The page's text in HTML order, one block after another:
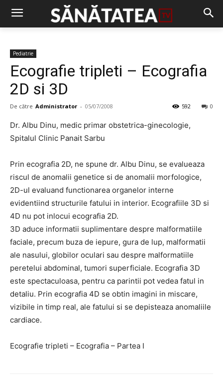
Pediatrie
Ecografie tripleti – Ecografia
2D si 3D
De către Administrator - 05/07/2008 0
592
Dr. Albu Dinu, medic primar obstetrica-ginecologie,
Spitalul Clinic Panait Sarbu
Prin ecografia 2D, ne spune dr. Albu Dinu, se evalueaza
riscul de anomalii genetice si de anomalii morfologice,
2D-ul evaluand functionarea organelor interne
evidentiind structurile fatului in interior. Ecografiile 3D si
4D nu pot inlocui ecografia 2D.
3D aduce informatii suplimentare despre malformatiile
faciale, precum buza de iepure, gura de lup, malformatii
ale nasului, globilor oculari sau despre malformatiile
peretelui abdominal, tumori superficiale. Ecografia 3D
este spectaculoasa, pentru ca parintii pot vedea fatul in
detaliu. Prin ecografia 4D se obtin imagini in miscare,
vizibile in timp real, ale fatului si se depisteaza anomaliile
cardiace.
Ecografie tripleti – Ecografia – Partea I